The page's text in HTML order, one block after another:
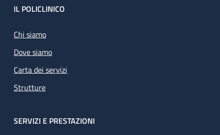
Footer
IL POLICLINICO
Chi siamo
Dove siamo
Carta dei servizi
Strutture
SERVIZI E PRESTAZIONI